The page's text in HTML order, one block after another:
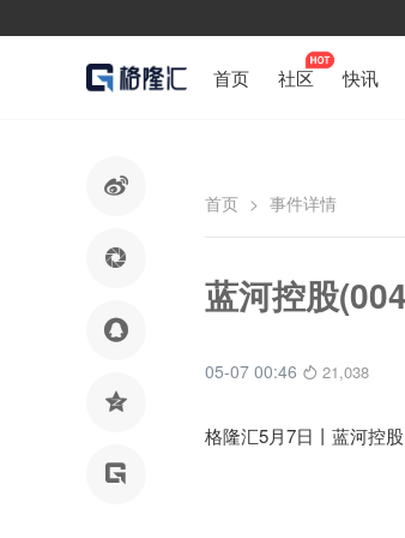
首页 社区 快讯





首页 > 事件详情
蓝河控股
05-07 00:46 21,038
格隆汇5月7日丨蓝河控